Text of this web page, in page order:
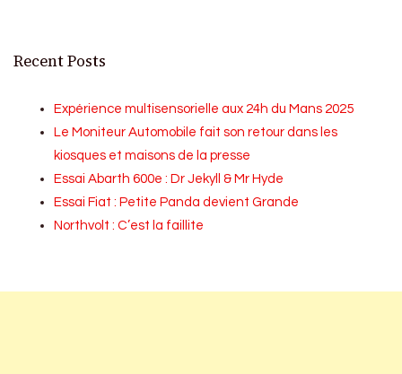
Recent Posts
Expérience multisensorielle aux 24h du Mans 2025
Le Moniteur Automobile fait son retour dans les
kiosques et maisons de la presse
Essai Abarth 600e : Dr Jekyll & Mr Hyde
Essai Fiat : Petite Panda devient Grande
Northvolt : C’est la faillite